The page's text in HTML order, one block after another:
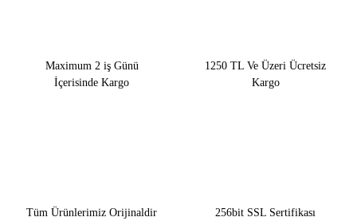
Maximum 2 iş Günü
İçerisinde Kargo
1250 TL Ve Üzeri Ücretsiz
Kargo
Tüm Ürünlerimiz Orijinaldir
256bit SSL Sertifikası